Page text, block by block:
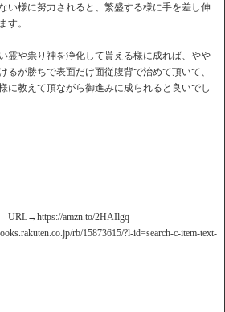
い様に努力されると、繁盛する様に手を差し伸
す。
霊や祟り神を浄化して貰える様に成れば、やや
るが勝ちで表面だけ面従腹背で治めて頂いて、
に教えて頂ながら御進みに成られると良いでし
amzn.to/2HAIlgq
rb/15873615/?l-id=search-c-item-text-